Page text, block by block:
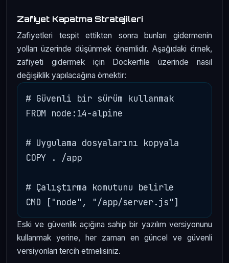
Zafiyet Kapatma Stratejileri
Zafiyetleri tespit ettikten sonra bunları gidermenin
yolları üzerinde düşünmek önemlidir. Aşağıdaki örnek,
zafiyeti gidermek için Dockerfile üzerinde nasıl
değişiklik yapılacağına örnektir:
# Güvenli bir sürüm kullanmak
FROM node:14-alpine
# Uygulama dosyalarını kopyala
COPY . /app
# Çalıştırma komutunu belirle
Eski ve güvenlik açığına sahip bir yazılım versiyonunu
kullanmak yerine, her zaman en güncel ve güvenli
versiyonları tercih etmelisiniz.